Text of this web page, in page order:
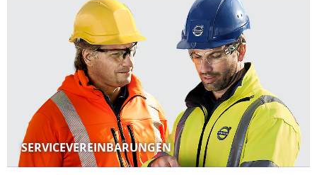
SERVICEVEREINBARUNGEN